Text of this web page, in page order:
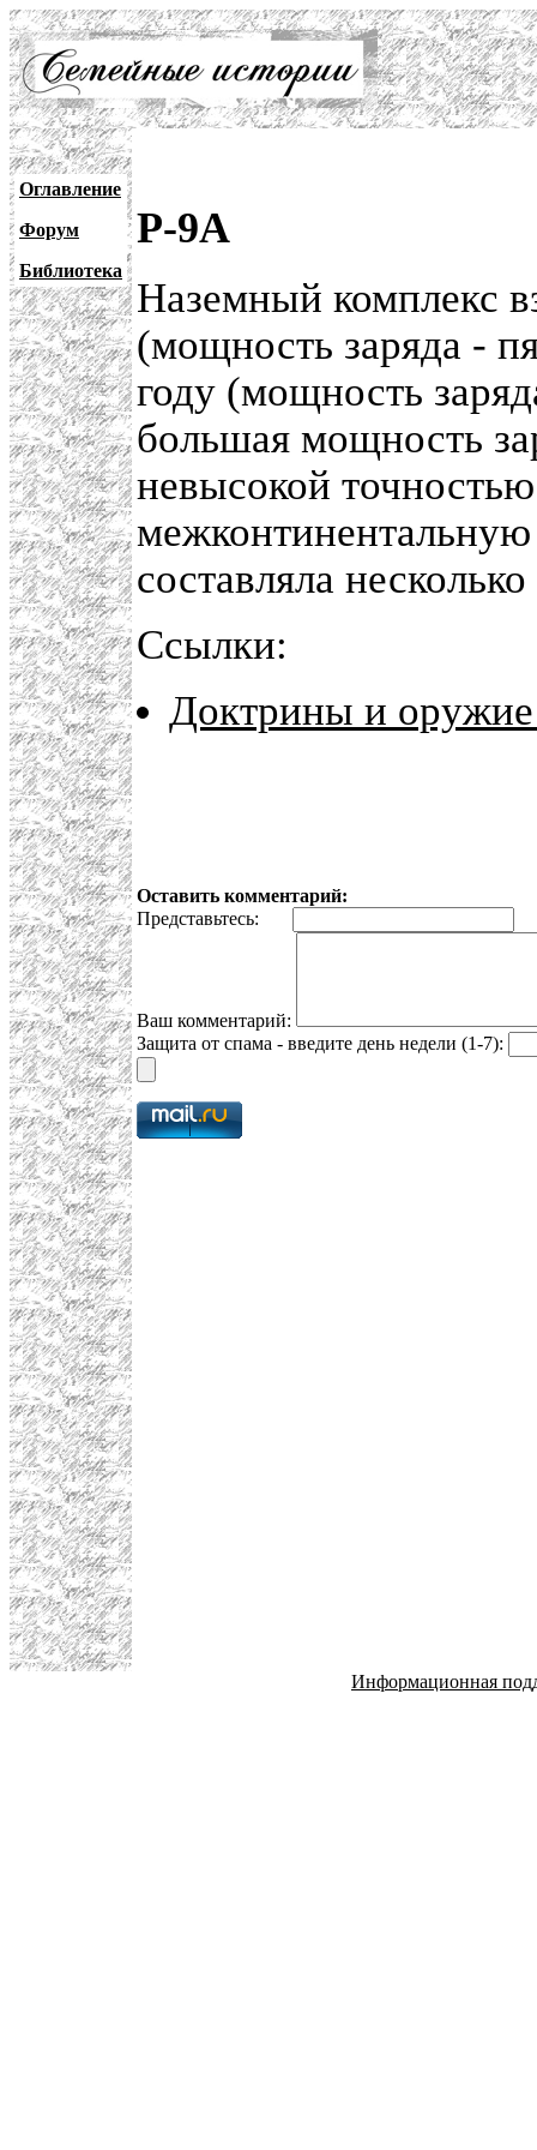
Оглавление
Форум
Библиотека
Р-9А
Наземный комплекс
(мощность заряда -
году (мощность
большая мощность
невысокой
составляла
Ссылки:
Доктрины и
Оставить комментарий:
Представьтесь:
Ваш комментарий:
Защита от спама - введите день недели (1-7):
Информационная